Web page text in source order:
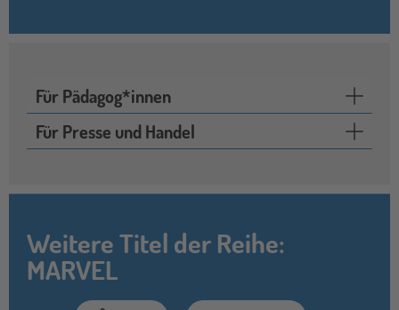
Für Pädagog*innen
Für Presse und Handel
Weitere Titel der Reihe:
MARVEL